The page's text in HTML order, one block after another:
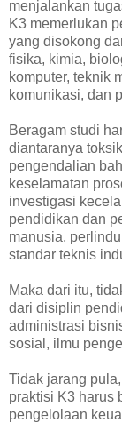
menjalankan
K3 memerlukan
yang disokong
fisika, kimia,
komputer, teknik
komunikasi, dan
Beragam studi
diantaranya
pengendalian
keselamatan
investigasi
pendidikan dan
manusia,
standar teknis
Maka dari itu,
dari disiplin
administrasi
sosial, ilmu
Tidak jarang
praktisi K3 harus
pengelolaan